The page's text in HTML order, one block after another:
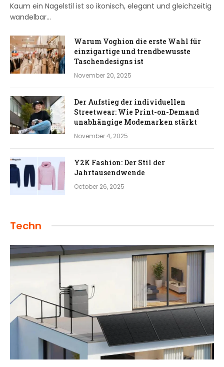
Kaum ein Nagelstil ist so ikonisch, elegant und gleichzeitig
wandelbar…
Warum Voghion die erste Wahl für
einzigartige und trendbewusste
Taschendesigns ist
November 20, 2025
Der Aufstieg der individuellen
Streetwear: Wie Print-on-Demand
unabhängige Modemarken stärkt
November 4, 2025
Y2K Fashion: Der Stil der
Jahrtausendwende
October 26, 2025
Techn